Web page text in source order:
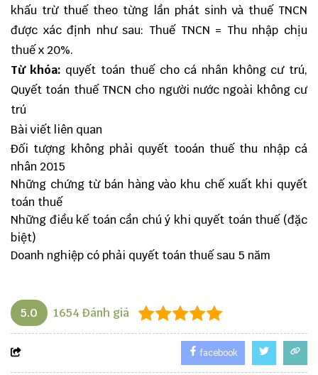
khấu trừ thuế theo từng lần phát sinh và thuế TNCN
được xác định như sau: Thuế TNCN = Thu nhập chịu
thuế x 20%.
Từ khóa: quyết toán thuế cho cá nhân không cư trú,
Quyết toán thuế TNCN cho người nước ngoài không cư
trú
Bài viết liên quan
Đối tượng không phải quyết tooán thuế thu nhập cá
nhân 2015
Những chứng từ bán hàng vào khu chế xuất khi quyết
toán thuế
Những điều kế toán cần chú ý khi quyết toán thuế (đặc
biệt)
Doanh nghiệp có phải quyết toán thuế sau 5 năm
5.0 1654 Đánh giá
facebook